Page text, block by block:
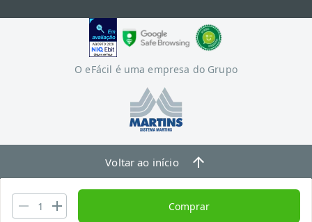
O eFácil é uma empresa do Grupo
Voltar ao início
Comprar